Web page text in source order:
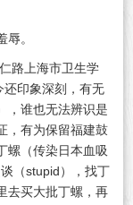
。
路上海市卫生学
还印象深刻，有无
，谁也无法辨识是
，有为保留福建鼓
螺（传染日本血吸
（stupid），找丁
去买大批丁螺，再